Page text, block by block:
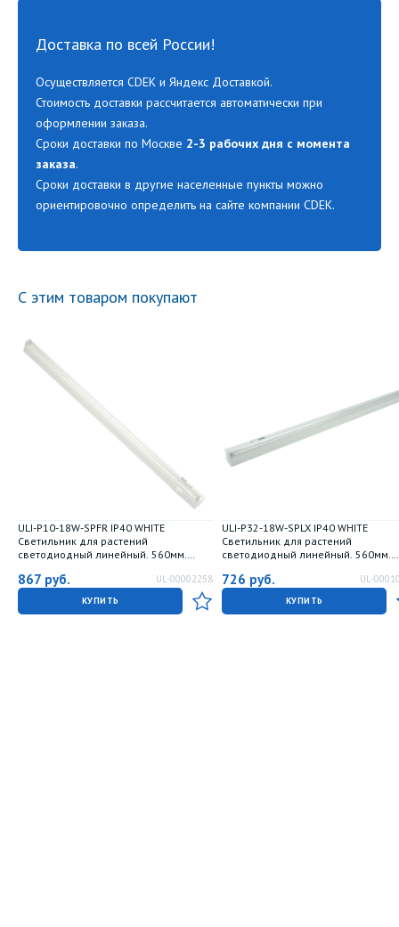
Доставка по всей России!
Осуществляется CDEK и Яндекс Доставкой.
Стоимость доставки рассчитается автоматически при
оформлении заказа.
Сроки доставки по Москве 2-3 рабочих дня с момента
заказа.
Сроки доставки в другие населенные пункты можно
ориентировочно определить на сайте компании CDEK.
С этим товаром покупают
ULI-P10-18W-SPFR IP40 WHITE
Светильник для растений
светодиодный линейный. 560мм.
фотосинтеза. TM Uniel
867 руб. UL-00002258
КУПИТЬ
ULI-P32-18W-SPLX IP40 WHITE
Светильник для растений
светодиодный линейный. 560мм.
дальним красным для
TM Uniel
726 руб. UL-
КУПИТЬ